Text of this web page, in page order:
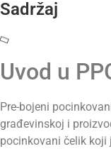
Sadržaj
Uvod u
Pre-bojeni
građevinskoj i
pocinkovani čelik koji